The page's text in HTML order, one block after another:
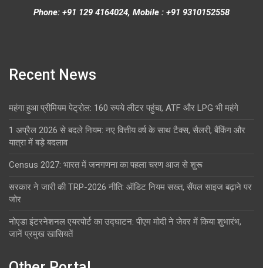
Phone: +91 129 4164024, Mobile : +91 9310152558
Recent News
महंगा हुआ प्रीमियम पेट्रोल: 160 रुपये लीटर पहुंचा, ATF और LPG भी महंगे
1 अप्रैल 2026 से बदले नियम: नए वित्तीय वर्ष के साथ टैक्स, सैलरी, बैंकिंग और
यात्रा में बड़े बदलाव
Census 2027: भारत में जनगणना का पहला चरण आज से शुरू
सरकार ने जारी की TRP-2026 नीति: ऑडिट नियम सख्त, सैंपल साइज बढ़ाने पर
जोर
नोएडा इंटरनेशनल एयरपोर्ट का उद्घाटन: पीएम मोदी ने जेवर में किया शुभारंभ,
जानें प्रमुख खासियतें